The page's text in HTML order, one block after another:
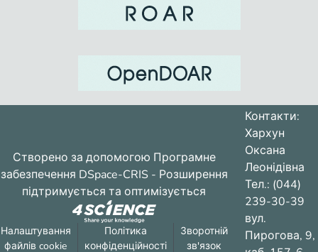
Створено за допомогою Програмне
забезпечення DSpace-CRIS - Розширення
підтримується та оптимізується
Налаштування
файлів cookie
Політика
конфіденційності
Зворотній
зв'язок
Контакти:
Хархун
Оксана
Леонідівна
Тел.: (044)
239-30-39
вул.
Пирогова, 9,